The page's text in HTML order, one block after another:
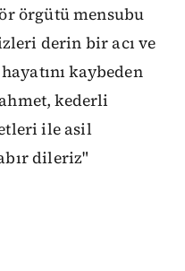
örgütü mensubu
derin bir acı ve
kaybeden
kederli
ile asil
dileriz"